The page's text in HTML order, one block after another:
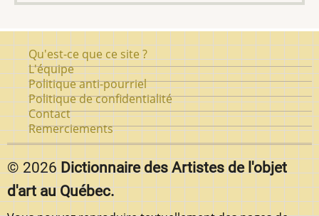
Pied
de
page
Qu'est-ce que ce site ?
L'équipe
Politique anti-pourriel
Politique de confidentialité
Contact
Remerciements
© 2026 Dictionnaire des Artistes de l'objet
d'art au Québec.